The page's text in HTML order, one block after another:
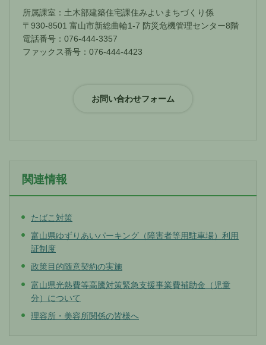
所属課室：土木部建築住宅課住みよいまちづくり係
〒930-8501 富山市新総曲輪1-7 防災危機管理センター8階
電話番号：076-444-3357
ファックス番号：076-444-4423
関連情報
たばこ対策
富山県ゆずりあいパーキング（障害者等用駐車場）利用
証制度
政策目的随意契約の実施
富山県光熱費等高騰対策緊急支援事業費補助金（児童
分）について
理容所・美容所関係の皆様へ